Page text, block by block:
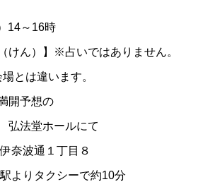
14～16時
けん）】※占いではありません。
とは違います。
予想の
堂ホールにて
奈波通１丁目８
よりタクシーで約10分